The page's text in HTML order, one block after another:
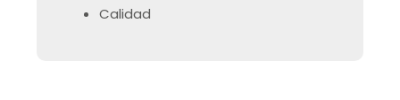
Calidad